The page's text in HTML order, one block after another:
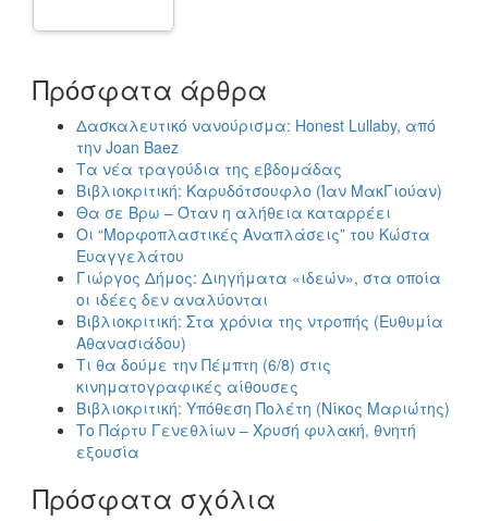
Πρόσφατα άρθρα
Δασκαλευτικό νανούρισμα: Honest Lullaby, από
την Joan Baez
Τα νέα τραγούδια της εβδομάδας
Βιβλιοκριτική: Καρυδότσουφλο (Ίαν ΜακΓιούαν)
Θα σε Βρω – Όταν η αλήθεια καταρρέει
Οι “Μορφοπλαστικές Αναπλάσεις” του Κώστα
Ευαγγελάτου
Γιώργος Δήμος: Διηγήματα «ιδεών», στα οποία
οι ιδέες δεν αναλύονται
Βιβλιοκριτική: Στα χρόνια της ντροπής (Ευθυμία
Αθανασιάδου)
Τι θα δούμε την Πέμπτη (6/8) στις
κινηματογραφικές αίθουσες
Βιβλιοκριτική: Υπόθεση Πολέτη (Νίκος Μαριώτης)
Το Πάρτυ Γενεθλίων – Χρυσή φυλακή, θνητή
εξουσία
Πρόσφατα σχόλια